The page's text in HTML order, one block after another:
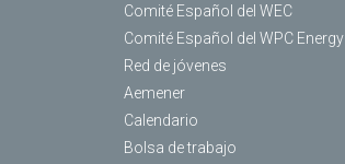
Comité Español del WEC
Comité Español del WPC Energy
Red de jóvenes
Aemener
Calendario
Bolsa de trabajo